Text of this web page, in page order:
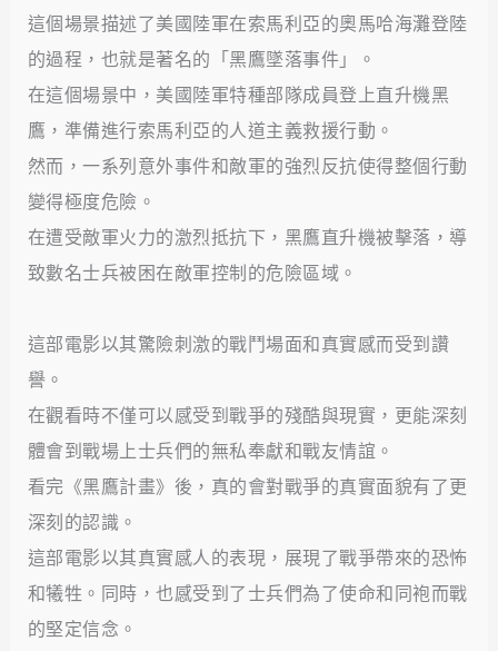
這個場景描述了美國陸軍在索馬利亞的奧馬哈海灘登陸
的過程，也就是著名的「黑鷹墜落事件」。
在這個場景中，美國陸軍特種部隊成員登上直升機黑
鷹，準備進行索馬利亞的人道主義救援行動。
然而，一系列意外事件和敵軍的強烈反抗使得整個行動
變得極度危險。
在遭受敵軍火力的激烈抵抗下，黑鷹直升機被擊落，導
致數名士兵被困在敵軍控制的危險區域。
這部電影以其驚險刺激的戰鬥場面和真實感而受到讚
譽。
在觀看時不僅可以感受到戰爭的殘酷與現實，更能深刻
體會到戰場上士兵們的無私奉獻和戰友情誼。
看完《黑鷹計畫》後，真的會對戰爭的真實面貌有了更
深刻的認識。
這部電影以其真實感人的表現，展現了戰爭帶來的恐怖
和犧牲。同時，也感受到了士兵們為了使命和同袍而戰
的堅定信念。